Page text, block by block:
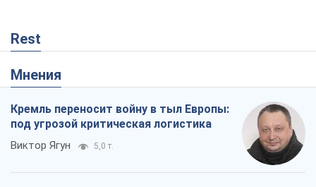
Rest
Мнения
Кремль переносит войну в тыл Европы:
под угрозой критическая логистика
Виктор Ягун 5,0 т.